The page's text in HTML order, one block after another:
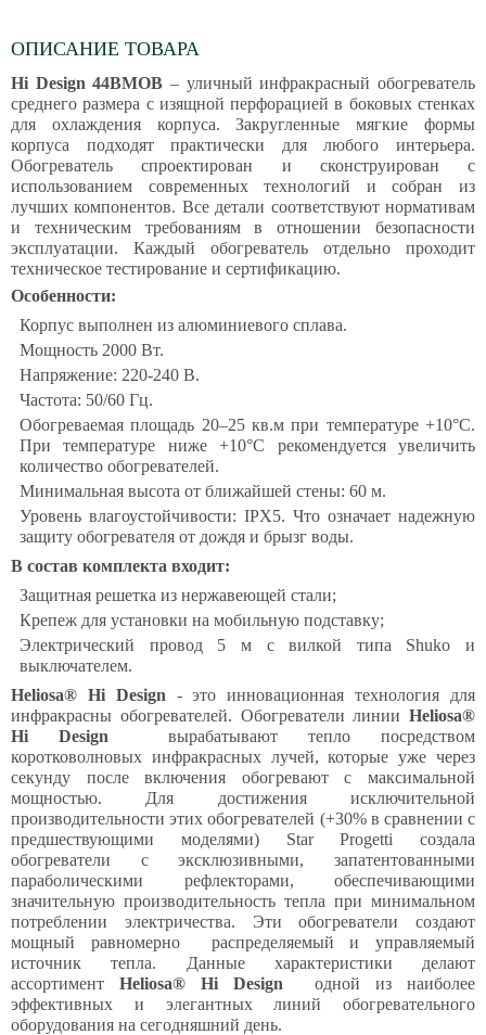
ОПИСАНИЕ ТОВАРА
Hi Design 44BMOB – уличный инфракрасный обогреватель
среднего размера с изящной перфорацией в боковых стенках
для охлаждения корпуса. Закругленные мягкие формы
корпуса подходят практически для любого интерьера.
Обогреватель спроектирован и сконструирован с
использованием современных технологий и собран из
лучших компонентов. Все детали соответствуют нормативам
и техническим требованиям в отношении безопасности
эксплуатации. Каждый обогреватель отдельно проходит
техническое тестирование и сертификацию.
Особенности:
Корпус выполнен из алюминиевого сплава.
Мощность 2000 Вт.
Напряжение: 220-240 В.
Частота: 50/60 Гц.
Обогреваемая площадь 20–25 кв.м при температуре +10°С.
При температуре ниже +10°С рекомендуется увеличить
количество обогревателей.
Минимальная высота от ближайшей стены: 60 м.
Уровень влагоустойчивости: IPX5. Что означает надежную
защиту обогревателя от дождя и брызг воды.
В состав комплекта входит:
Защитная решетка из нержавеющей стали;
Крепеж для установки на мобильную подставку;
Электрический провод 5 м с вилкой типа Shuko и
выключателем.
Heliosa® Hi Design - это инновационная технология для
инфракрасны обогревателей. Обогреватели линии Heliosa®
Hi Design вырабатывают тепло посредством
коротковолновых инфракрасных лучей, которые уже через
секунду после включения обогревают с максимальной
мощностью. Для достижения исключительной
производительности этих обогревателей (+30% в сравнении с
предшествующими моделями) Star Progetti создала
обогреватели с эксклюзивными, запатентованными
параболическими рефлекторами, обеспечивающими
значительную производительность тепла при минимальном
потреблении электричества. Эти обогреватели создают
мощный равномерно распределяемый и управляемый
источник тепла. Данные характеристики делают
ассортиментHeliosa® Hi Design одной из наиболее
эффективных и элегантных линий обогревательного
оборудования на сегодняшний день.